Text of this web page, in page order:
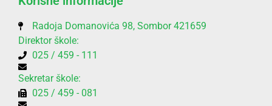
Radoja Domanovića 98, Sombor 421659
Direktor škole:
025 / 459 - 111
Sekretar škole:
025 / 459 - 081